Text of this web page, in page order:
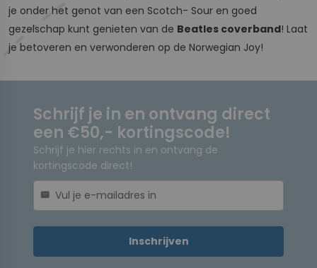
je onder het genot van een Scotch- Sour en goed
gezelschap kunt genieten van de Beatles coverband! Laat
je betoveren en verwonderen op de Norwegian Joy!
Schrijf je in en ontvang direct
een €50,- kortingscode!
Schrijf je hier rechts in en ontvang de
kortingscode direct!
mail
Inschrijven